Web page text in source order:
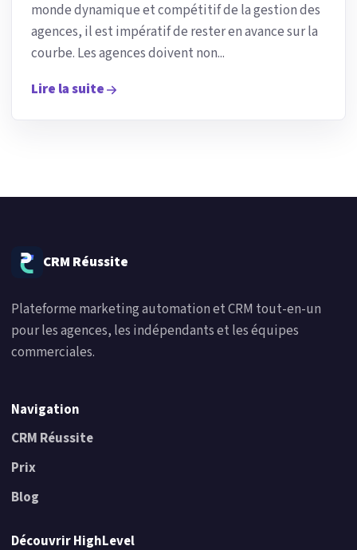
monde dynamique et compétitif de la gestion des
agences, il est impératif de rester en avance sur la
courbe. Les agences doivent non...
Lire la suite
CRM Réussite
Plateforme marketing automation et CRM tout-en-un
pour les agences, les indépendants et les équipes
commerciales.
Navigation
CRM Réussite
Prix
Blog
Découvrir HighLevel